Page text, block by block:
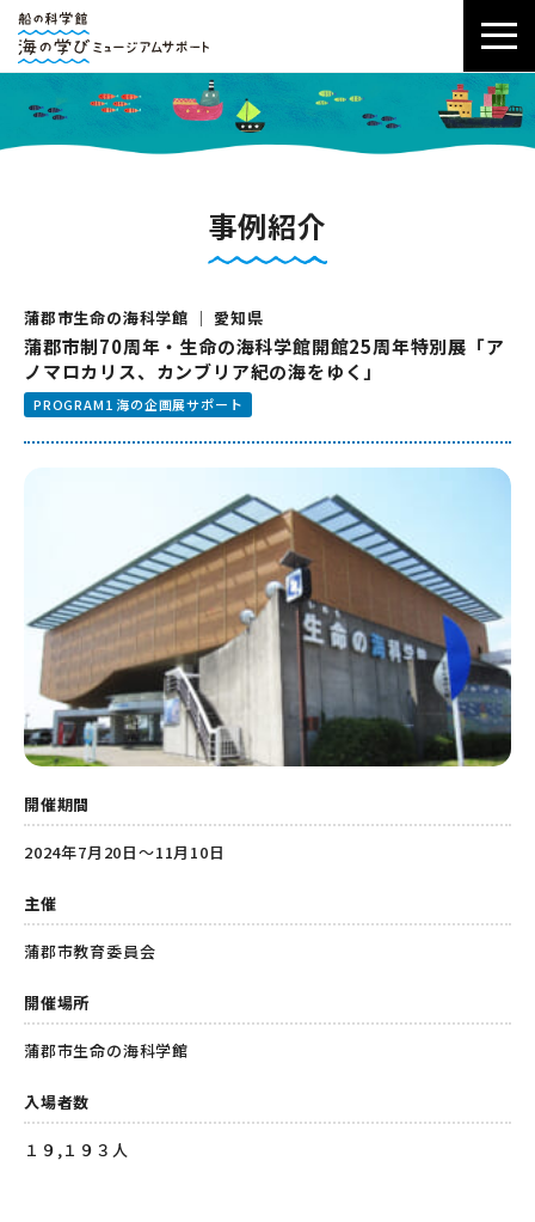
事例紹介
蒲郡市生命の海科学館 ｜ 愛知県
蒲郡市制70周年・生命の海科学館開館25周年特別展「ア
ノマロカリス、カンブリア紀の海をゆく」
PROGRAM1 海の企画展サポート
開催期間
2024年7月20日～11月10日
主催
蒲郡市教育委員会
開催場所
蒲郡市生命の海科学館
入場者数
１９,１９３人